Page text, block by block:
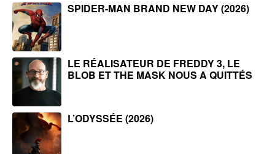
SPIDER-MAN BRAND NEW DAY (2026)
LE RÉALISATEUR DE FREDDY 3, LE
BLOB ET THE MASK NOUS A QUITTÉS
L’ODYSSÉE (2026)